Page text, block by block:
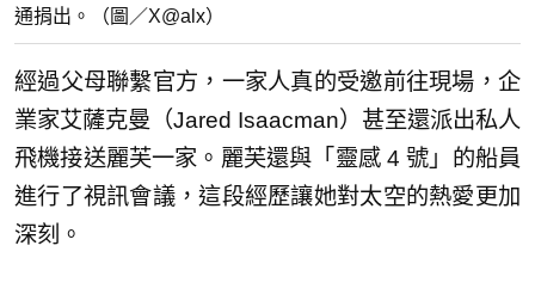
通捐出。（圖／X@alx）
經過父母聯繫官方，一家人真的受邀前往現場，企
業家艾薩克曼（Jared Isaacman）甚至還派出私人
飛機接送麗芙一家。麗芙還與「靈感 4 號」的船員
進行了視訊會議，這段經歷讓她對太空的熱愛更加
深刻。